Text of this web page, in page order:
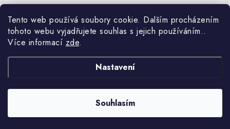
Tento web používá soubory cookie. Dalším procházením
tohoto webu vyjadřujete souhlas s jejich používáním..
Více informací zde.
Nastavení
Souhlasím
Z
Zákaznický servis
Kontakty
Spolupracující výrobci
Doogee-Shop.cz. Všechna práva vyhrazena.